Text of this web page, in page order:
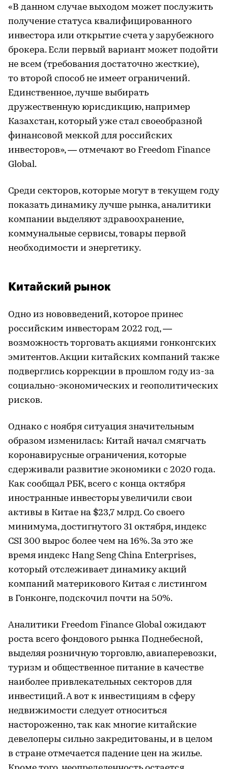
«В данном случае выходом может послужить
получение статуса квалифицированного
инвестора или открытие счета у зарубежного
брокера. Если первый вариант может подойти
не всем (требования достаточно жесткие),
то второй способ не имеет ограничений.
Единственное, лучше выбирать
дружественную юрисдикцию, например
Казахстан, который уже стал своеобразной
финансовой меккой для российских
инвесторов», — отмечают во Freedom Finance
Global.
Среди секторов, которые могут в текущем году
показать динамику лучше рынка, аналитики
компании выделяют здравоохранение,
коммунальные сервисы, товары первой
необходимости и энергетику.
Китайский рынок
Одно из нововведений, которое принес
российским инвесторам 2022 год, —
возможность торговать акциями гонконгских
эмитентов. Акции китайских компаний также
подверглись коррекции в прошлом году из-за
социально-экономических и геополитических
рисков.
Однако с ноября ситуация значительным
образом изменилась: Китай начал смягчать
коронавирусные ограничения, которые
сдерживали развитие экономики с 2020 года.
Как сообщал РБК, всего с конца октября
иностранные инвесторы увеличили свои
активы в Китае на $23,7 млрд. Со своего
минимума, достигнутого 31 октября, индекс
CSI 300 вырос более чем на 16%. За это же
время индекс Hang Seng China Enterprises,
который отслеживает динамику акций
компаний материкового Китая с листингом
в Гонконге, подскочил почти на 50%.
Аналитики Freedom Finance Global ожидают
роста всего фондового рынка Поднебесной,
выделяя розничную торговлю, авиаперевозки,
туризм и общественное питание в качестве
наиболее привлекательных секторов для
инвестиций. А вот к инвестициям в сферу
недвижимости следует относиться
настороженно, так как многие китайские
девелоперы сильно закредитованы, и в целом
в стране отмечается падение цен на жилье.